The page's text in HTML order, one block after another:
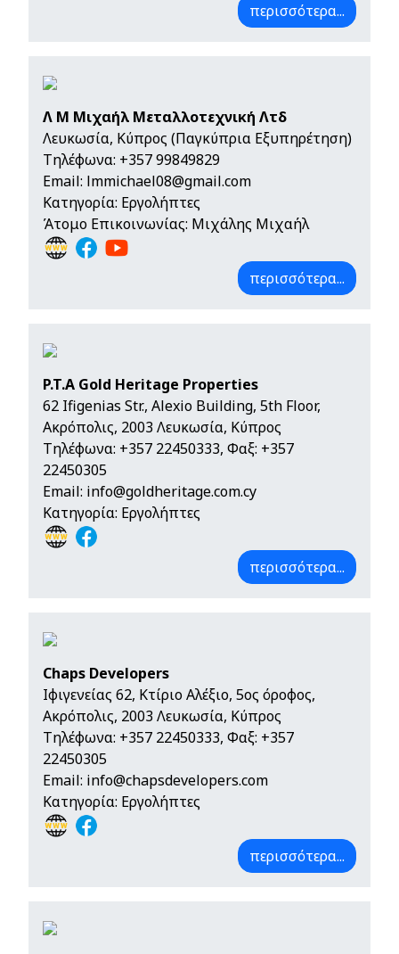
περισσότερα...
Λ Μ Μιχαήλ Μεταλλοτεχνική Λτδ
Λευκωσία, Κύπρος (Παγκύπρια Εξυπηρέτηση)
Τηλέφωνα: +357 99849829
Email: lmmichael08@gmail.com
Κατηγορία: Εργολήπτες
Άτομο Επικοινωνίας: Μιχάλης Μιχαήλ
περισσότερα...
P.T.A Gold Heritage Properties
62 Ifigenias Str., Alexio Building, 5th Floor,
Ακρόπολις, 2003 Λευκωσία, Κύπρος
Τηλέφωνα: +357 22450333, Φαξ: +357
22450305
Email: info@goldheritage.com.cy
Κατηγορία: Εργολήπτες
περισσότερα...
Chaps Developers
Ιφιγενείας 62, Κτίριο Αλέξιο, 5ος όροφος,
Ακρόπολις, 2003 Λευκωσία, Κύπρος
Τηλέφωνα: +357 22450333, Φαξ: +357
22450305
Email: info@chapsdevelopers.com
Κατηγορία: Εργολήπτες
περισσότερα...